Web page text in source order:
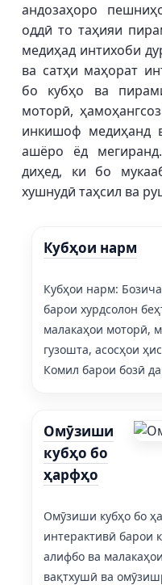
андозаҳоро
оддӣ то таҳияи
медиҳад интихоби
ва сатҳи маҳорат
бо кубҳо ва
моторӣ,
инкишоф медиҳанд
ашёро ёд
диҳед, ки бо
хушнудӣ таҳсил ва
Кубҳои нарм
Кубҳои нарм:
барои хурдсолон
малакаҳои моторӣ,
гузошта, асосҳои
Комил барои бозӣ
Омӯзиши
кубҳо бо
ҳарфҳо
Омӯзиши кубҳо бо
интерактивӣ барои
алифбо ва
вақтхушӣ ва